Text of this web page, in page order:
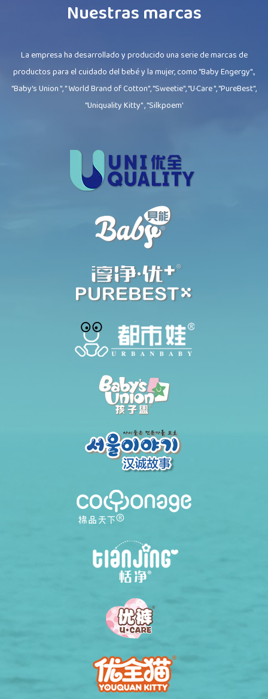
Nuestras marcas
La empresa ha desarrollado y producido una serie de marcas de
productos para el cuidado del bebé y la mujer, como "Baby Engergy".,
"Baby's Union ", " World Brand of Cotton", "Sweetie", "U·Care ", "PureBest",
"Uniquality Kitty" , "Silkpoem'